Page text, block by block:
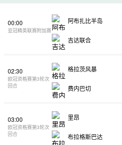
00:00
亚冠精英联赛附加赛
阿布扎比半岛
吉达联合
02:30
欧冠资格赛第3轮次
回合
格拉茨风暴
费内巴切
03:00
欧冠资格赛第3轮次
回合
里昂
布拉格斯巴达